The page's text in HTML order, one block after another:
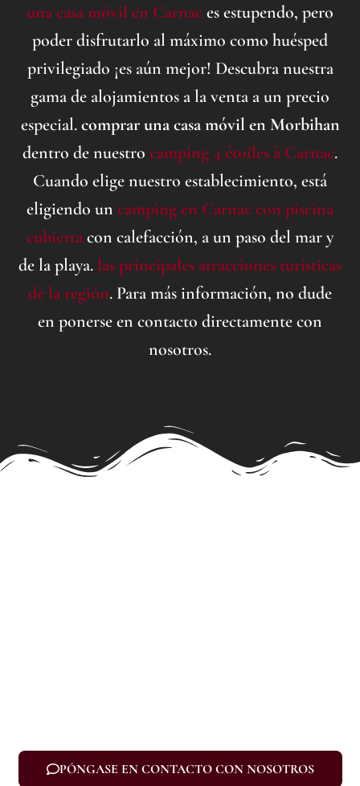
una casa móvil en Carnaces estupendo, pero
poder disfrutarlo al máximo como huésped
privilegiado ¡es aún mejor! Descubra nuestra
gama de alojamientos a la venta a un precio
especial.comprar una casa móvil en Morbihan
dentro de nuestro camping 4 étoiles à Carnac.
Cuando elige nuestro establecimiento, está
eligiendo un camping en Carnac con piscina
cubiertacon calefacción, a un paso del mar y
de la playa.las principales atracciones turísticas
de la región. Para más información, no dude
en ponerse en contacto directamente con
nosotros.
PÓNGASE EN CONTACTO CON NOSOTROS